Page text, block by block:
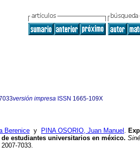
versión impresa ISSN 1665-109X
Berenice y PINA OSORIO, Juan Manuel .
estudiantes universitarios en méxico.
7033.